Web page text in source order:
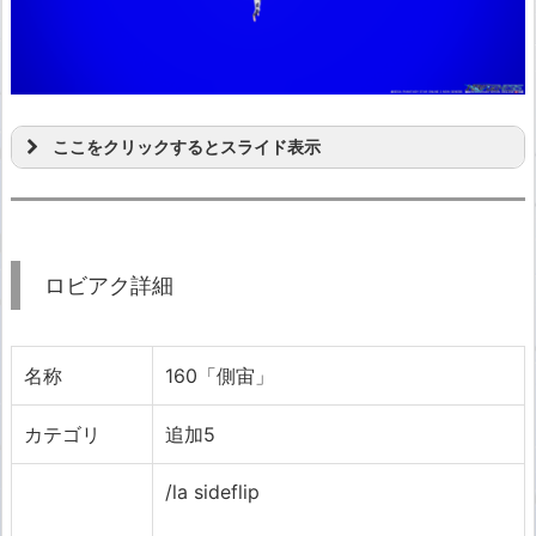
ここをクリックするとスライド表示
ロビアク詳細
名称 160「側宙」
カテゴリ 追加5
/la sideflip